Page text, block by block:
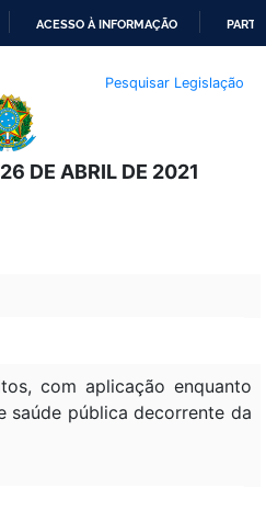
O
CONTEÚDO
ACESSO À INFORMAÇÃO
Pesquisar Legislação
DE ABRIL DE 2021
com aplicação enquanto
saúde pública decorrente da